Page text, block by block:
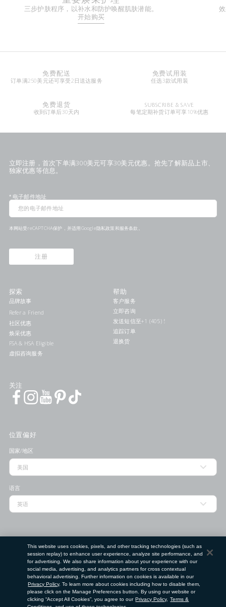
三步护肤程序，以补水和防护唤醒肌肤潜能。
开始购买
免费配送
订单满250美元还可享受2日送达服务
免费试用装
任选3款试用装
免费退货
收到订单后30天内
SUBSCRIBE & SAVE
每笔定期补货订单可享10%优惠
立即注册，首次下单满300美元可享30美元优惠。抢先了解新品上市、
独家优惠等信息。
* 电子邮件地址
本网站受reCAPTCHA保护，并适用Google隐私政策和服务条款 。
注册
探索
品牌故事
Refer a Friend
社区优惠
焕采优惠
FSA & HSA Eligible
虚拟咨询服务
帮助
客户服务
立即咨询
发送短信至+1 (405) 578-7046联系我们
追踪订单
退换货
关注
位置偏好
国家/地区
语言
邮政编码
提交
使用条款 隐私政策 请勿出售或分享我的个人信息
This website uses cookies, pixels, and other tracking technologies (such as
session replay) to enhance user experience, analyze site performance, and
for advertising. We also share information about your experience with our
social media, advertising, and analytics partners for cross contextual
behavioral advertising. Further information on cookies is available in our
Privacy Policy. To learn more about cookies including how to disable them,
please click on the Manage Preferences button. By using our website or
clicking “Accept All Cookies”, you agree to our Privacy Policy, Terms &